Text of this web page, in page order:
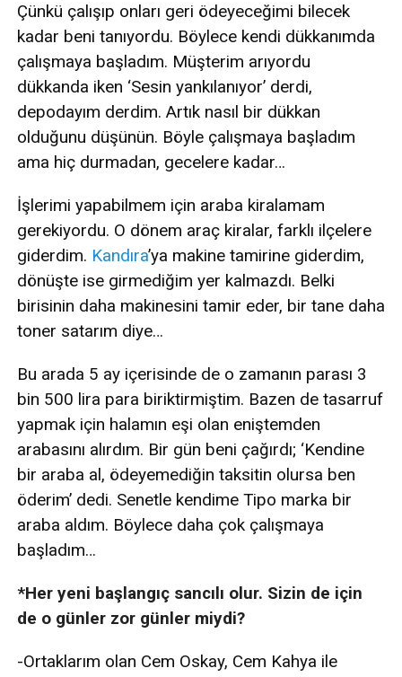
Çünkü çalışıp onları geri ödeyeceğimi bilecek
kadar beni tanıyordu. Böylece kendi dükkanımda
çalışmaya başladım. Müşterim arıyordu
dükkanda iken ‘Sesin yankılanıyor’ derdi,
depodayım derdim. Artık nasıl bir dükkan
olduğunu düşünün. Böyle çalışmaya başladım
ama hiç durmadan, gecelere kadar…
İşlerimi yapabilmem için araba kiralamam
gerekiyordu. O dönem araç kiralar, farklı ilçelere
giderdim. Kandıra’ya makine tamirine giderdim,
dönüşte ise girmediğim yer kalmazdı. Belki
birisinin daha makinesini tamir eder, bir tane daha
toner satarım diye…
Bu arada 5 ay içerisinde de o zamanın parası 3
bin 500 lira para biriktirmiştim. Bazen de tasarruf
yapmak için halamın eşi olan eniştemden
arabasını alırdım. Bir gün beni çağırdı; ‘Kendine
bir araba al, ödeyemediğin taksitin olursa ben
öderim’ dedi. Senetle kendime Tipo marka bir
araba aldım. Böylece daha çok çalışmaya
başladım…
*Her yeni başlangıç sancılı olur. Sizin de için
de o günler zor günler miydi?
-Ortaklarım olan Cem Oskay, Cem Kahya ile